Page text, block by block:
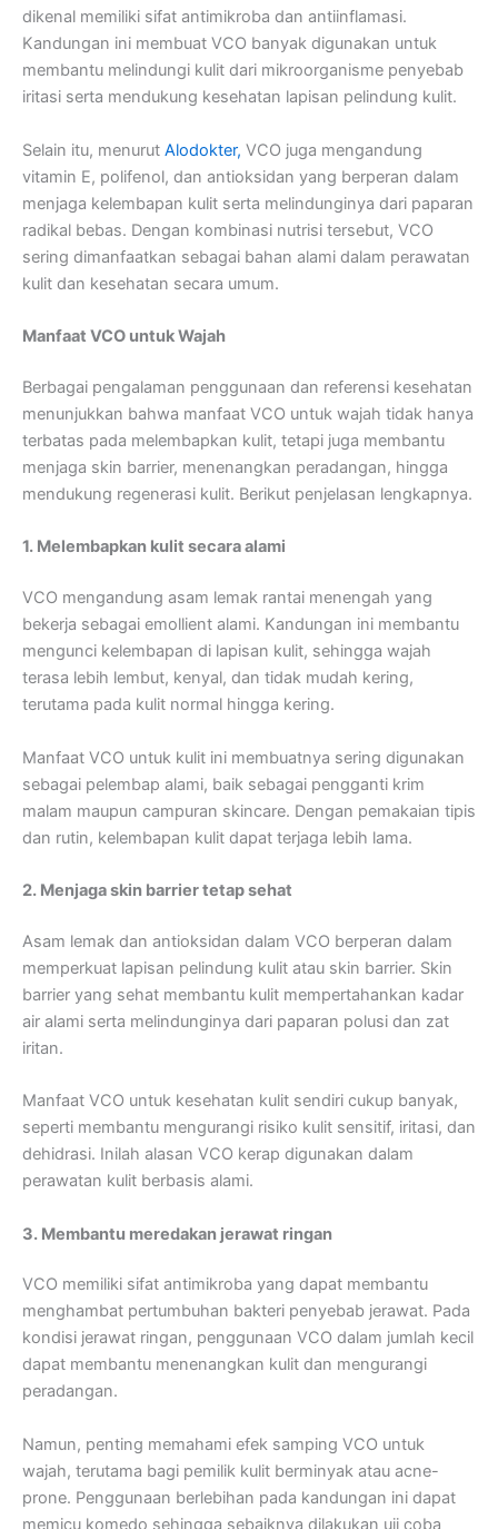
dikenal memiliki sifat antimikroba dan antiinflamasi.
Kandungan ini membuat VCO banyak digunakan untuk
membantu melindungi kulit dari mikroorganisme penyebab
iritasi serta mendukung kesehatan lapisan pelindung kulit.
Selain itu, menurut Alodokter, VCO juga mengandung
vitamin E, polifenol, dan antioksidan yang berperan dalam
menjaga kelembapan kulit serta melindunginya dari paparan
radikal bebas. Dengan kombinasi nutrisi tersebut, VCO
sering dimanfaatkan sebagai bahan alami dalam perawatan
kulit dan kesehatan secara umum.
Manfaat VCO untuk Wajah
Berbagai pengalaman penggunaan dan referensi kesehatan
menunjukkan bahwa manfaat VCO untuk wajah tidak hanya
terbatas pada melembapkan kulit, tetapi juga membantu
menjaga skin barrier, menenangkan peradangan, hingga
mendukung regenerasi kulit. Berikut penjelasan lengkapnya.
1. Melembapkan kulit secara alami
VCO mengandung asam lemak rantai menengah yang
bekerja sebagai emollient alami. Kandungan ini membantu
mengunci kelembapan di lapisan kulit, sehingga wajah
terasa lebih lembut, kenyal, dan tidak mudah kering,
terutama pada kulit normal hingga kering.
Manfaat VCO untuk kulit ini membuatnya sering digunakan
sebagai pelembap alami, baik sebagai pengganti krim
malam maupun campuran skincare. Dengan pemakaian tipis
dan rutin, kelembapan kulit dapat terjaga lebih lama.
2. Menjaga skin barrier tetap sehat
Asam lemak dan antioksidan dalam VCO berperan dalam
memperkuat lapisan pelindung kulit atau skin barrier. Skin
barrier yang sehat membantu kulit mempertahankan kadar
air alami serta melindunginya dari paparan polusi dan zat
iritan.
Manfaat VCO untuk kesehatan kulit sendiri cukup banyak,
seperti membantu mengurangi risiko kulit sensitif, iritasi, dan
dehidrasi. Inilah alasan VCO kerap digunakan dalam
perawatan kulit berbasis alami.
3. Membantu meredakan jerawat ringan
VCO memiliki sifat antimikroba yang dapat membantu
menghambat pertumbuhan bakteri penyebab jerawat. Pada
kondisi jerawat ringan, penggunaan VCO dalam jumlah kecil
dapat membantu menenangkan kulit dan mengurangi
peradangan.
Namun, penting memahami efek samping VCO untuk
wajah, terutama bagi pemilik kulit berminyak atau acne-
prone. Penggunaan berlebihan pada kandungan ini dapat
memicu komedo sehingga sebaiknya dilakukan uji coba